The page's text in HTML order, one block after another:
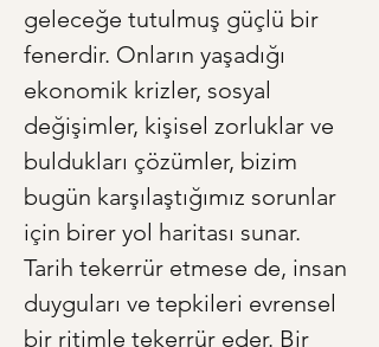
geleceğe tutulmuş güçlü bir
fenerdir. Onların yaşadığı
ekonomik krizler, sosyal
değişimler, kişisel zorluklar ve
buldukları çözümler, bizim
bugün karşılaştığımız sorunlar
için birer yol haritası sunar.
Tarih tekerrür etmese de, insan
duyguları ve tepkileri evrensel
bir ritimle tekerrür eder. Bir